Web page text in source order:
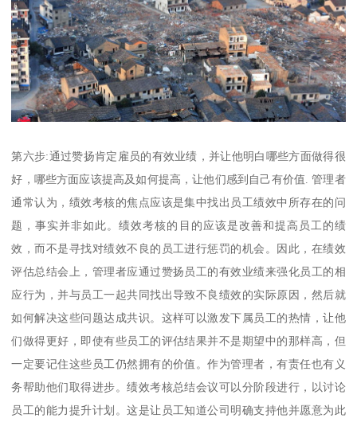
第六步:通过赞扬肯定雇员的有效业绩，并让他明白哪些方面做得很
好，哪些方面应该提高及如何提高，让他们感到自己有价值. 管理者
通常认为，绩效考核的焦点应该是集中找出员工绩效中所存在的问
题，事实并非如此。绩效考核的目的应该是改善和提高员工的绩
效，而不是寻找对绩效不良的员工进行惩罚的机会。因此，在绩效
评估总结会上，管理者应通过赞扬员工的有效业绩来强化员工的相
应行为，并与员工一起共同找出导致不良绩效的实际原因，然后就
如何解决这些问题达成共识。这样可以激发下属员工的热情，让他
们做得更好，即使有些员工的评估结果并不是期望中的那样高，但
一定要记住这些员工仍然拥有的价值。作为管理者，有责任也有义
务帮助他们取得进步。绩效考核总结会议可以分阶段进行，以讨论
员工的能力提升计划。这是让员工知道公司明确支持他并愿意为此